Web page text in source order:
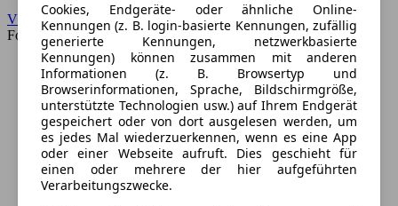
VW
Forum
Cookies, Endgeräte- oder ähnliche Online-
Kennungen (z. B. login-basierte Kennungen, zufällig
generierte Kennungen, netzwerkbasierte
Kennungen) können zusammen mit anderen
Informationen (z. B. Browsertyp und
Browserinformationen, Sprache, Bildschirmgröße,
unterstützte Technologien usw.) auf Ihrem Endgerät
gespeichert oder von dort ausgelesen werden, um
es jedes Mal wiederzuerkennen, wenn es eine App
oder einer Webseite aufruft. Dies geschieht für
einen oder mehrere der hier aufgeführten
Verarbeitungszwecke.